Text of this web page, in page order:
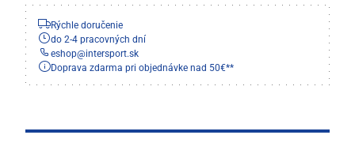
Rýchle doručenie
do 2-4 pracovných dní
eshop@intersport.sk
Doprava zdarma pri objednávke nad 50€**